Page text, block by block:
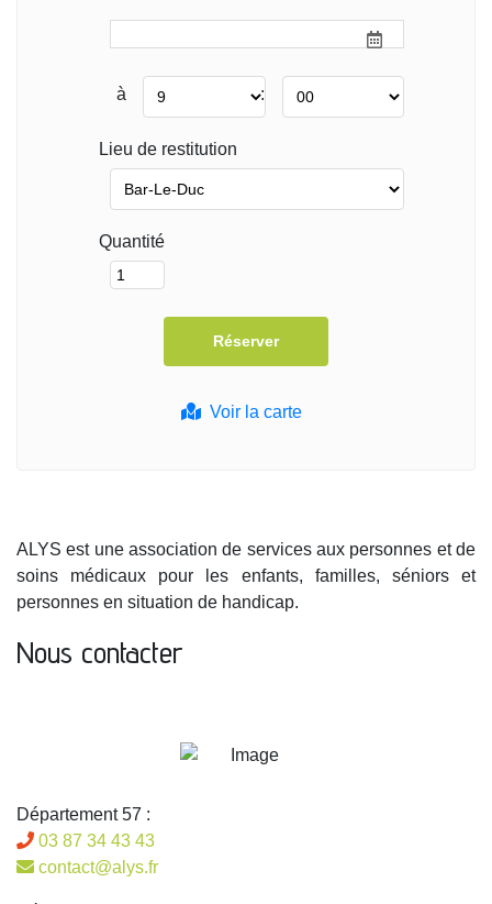
Voir la carte
à :
Lieu de restitution
Quantité
ALYS est une association de services aux personnes et de
soins médicaux pour les enfants, familles, séniors et
personnes en situation de handicap.
Nous contacter
Département 57 :
03 87 34 43 43
contact@alys.fr